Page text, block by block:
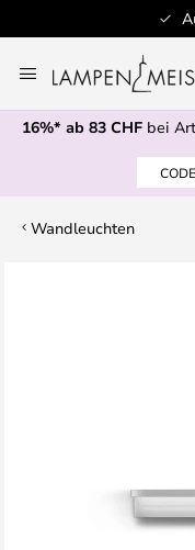
Inhalt
springen
16%* ab 83 CHFbei
Wandleuchten